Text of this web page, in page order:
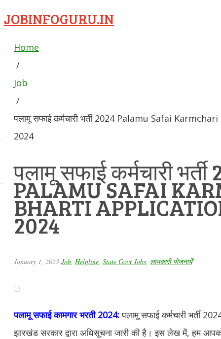
JOBINFOGURU.IN
Home
/
Job
/
पलामू सफाई कर्मचारी भर्ती 2024 Palamu Safai
2024
पलामू सफाई कर्मचारी भर्ती
PALAMU SAFAI
BHARTI
2024
January 1, 2023 Job Helpline State Govt Jobs लाभकारी योजनायेँ
पलामू सफाई कामगार भरती 2024:पलामू सफाई कर्मचारी भर्ती
झारखंड सरकार द्वारा अधिसूचना जारी की है। इस लेख में, हम आपको